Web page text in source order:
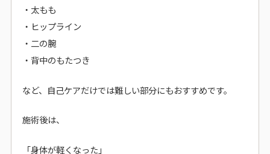
・太もも
・ヒップライン
・二の腕
・背中のもたつき
など、自己ケアだけでは難しい部分にもおすすめです。
施術後は、
「身体が軽くなった」